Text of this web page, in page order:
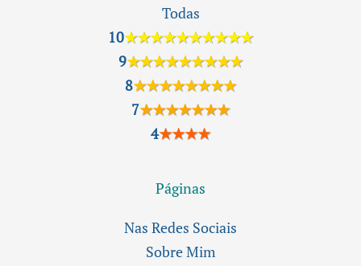
Todas
10★★★★★★★★★★
9★★★★★★★★★
8★★★★★★★★
7★★★★★★★
4★★★★
Páginas
Nas Redes Sociais
Sobre Mim